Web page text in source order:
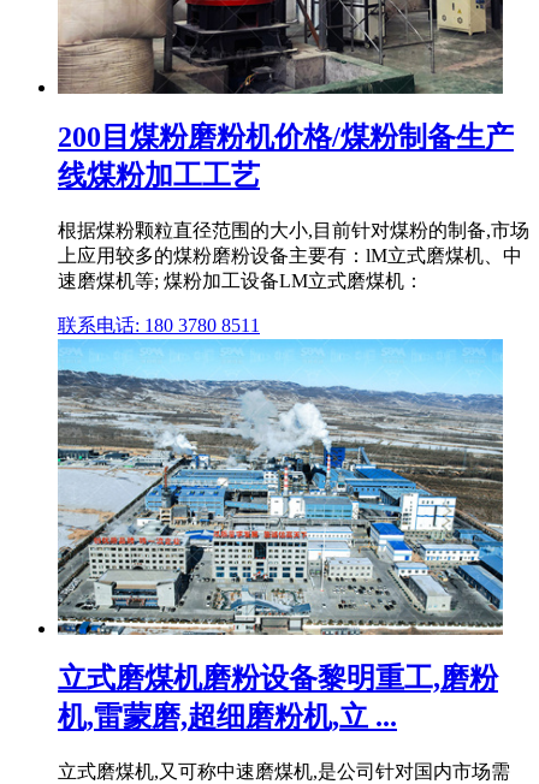
200目煤粉磨粉机价格/煤粉制备生产
线煤粉加工工艺
根据煤粉颗粒直径范围的大小,目前针对煤粉的制备,市场
上应用较多的煤粉磨粉设备主要有：lM立式磨煤机、中
速磨煤机等; 煤粉加工设备LM立式磨煤机：
联系电话: 180 3780 8511
立式磨煤机磨粉设备黎明重工,磨粉
机,雷蒙磨,超细磨粉机,立 ...
立式磨煤机,又可称中速磨煤机,是公司针对国内市场需